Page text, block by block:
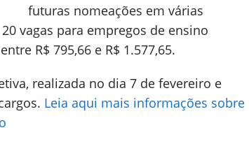
futuras nomeações em várias
vagas para empregos de ensino
R$ 795,66 e R$ 1.577,65.
realizada no dia 7 de fevereiro e
Leia aqui mais informações sobre